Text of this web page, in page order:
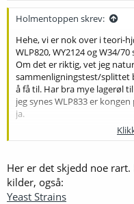
Holmentoppen skrev:
Hehe, vi er nok over i teori-
WLP820, WY2124 og W34/
Om det er riktig, vet jeg
sammenligningstest/splittet
å få til. Har bra mye lagerøl
jeg synes WLP833 er
ja.
Her er det skjedd noe
kilder, også:
Yeast Strains